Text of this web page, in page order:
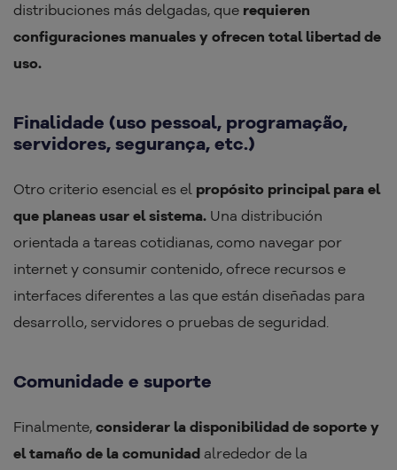
distribuciones más delgadas, que requieren
configuraciones manuales y ofrecen total libertad de
uso.
Finalidade (uso pessoal, programação,
servidores, segurança, etc.)
Otro criterio esencial es el propósito principal para el
que planeas usar el sistema. Una distribución
orientada a tareas cotidianas, como navegar por
internet y consumir contenido, ofrece recursos e
interfaces diferentes a las que están diseñadas para
desarrollo, servidores o pruebas de seguridad.
Comunidade e suporte
Finalmente, considerar la disponibilidad de soporte y
el tamaño de la comunidad alrededor de la